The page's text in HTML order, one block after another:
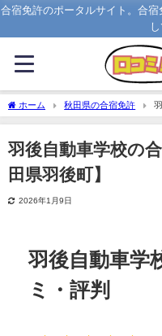
合宿免許のポータルサイト。合
ホーム 秋田県の合宿免許
羽後町】
羽後自動車学校の
田県羽後町】
2026年1月9日
羽後自動車学
ミ・評判